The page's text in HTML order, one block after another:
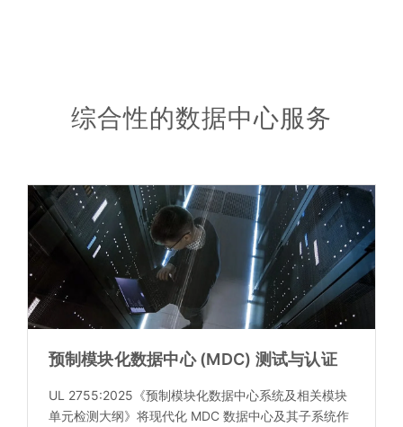
综合性的数据中心服务
预制模块化数据中心 (MDC) 测试与认证
UL 2755:2025《预制模块化数据中心系统及相关模块
单元检测大纲》将现代化 MDC 数据中心及其子系统作